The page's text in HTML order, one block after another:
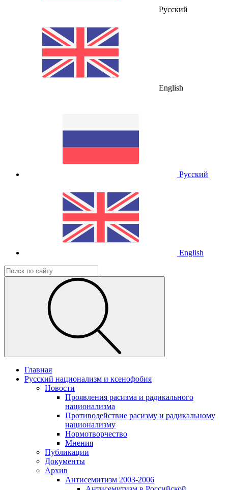
Русский
English
Русский
English
Главная
Русский национализм и ксенофобия
Новости
Проявления расизма и радикального
национализма
Противодействие расизму и радикальному
национализму
Нормотворчество
Мнения
Публикации
Документы
Архив
Антисемитизм 2003-2006